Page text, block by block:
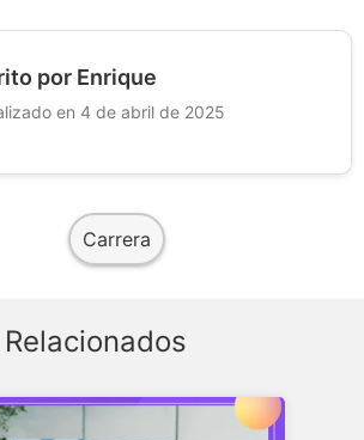
por Enrique
en 4 de abril de 2025
Carrera
Relacionados